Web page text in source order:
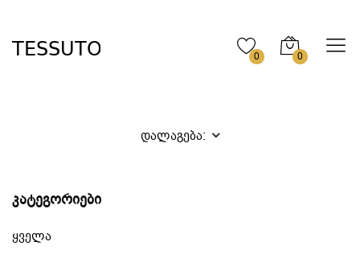
0 0
კატეგორიები
ყველა
დალაგება: